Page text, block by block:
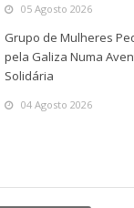
05 Agosto 2026
Grupo de Mulheres
pela Galiza Numa
Solidária
04 Agosto 2026